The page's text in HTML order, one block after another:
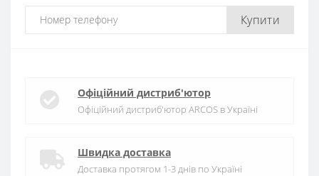
Купити
Офіційний дистриб'ютор
Офіційний дистриб'ютор ARCOS в Україні
Швидка доставка
Доставка протягом 1-3 днів по Україні